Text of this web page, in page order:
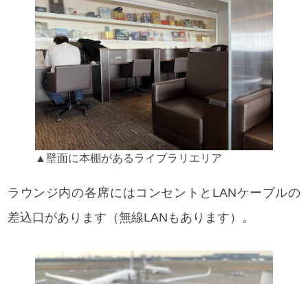
▲壁面に本棚があるライブラリエリア
ラウンジ内の各席にはコンセントとLANケーブルの
差込口があります（無線LANもあります）。